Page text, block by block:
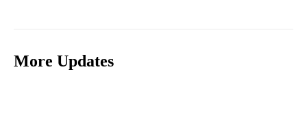
More Updates